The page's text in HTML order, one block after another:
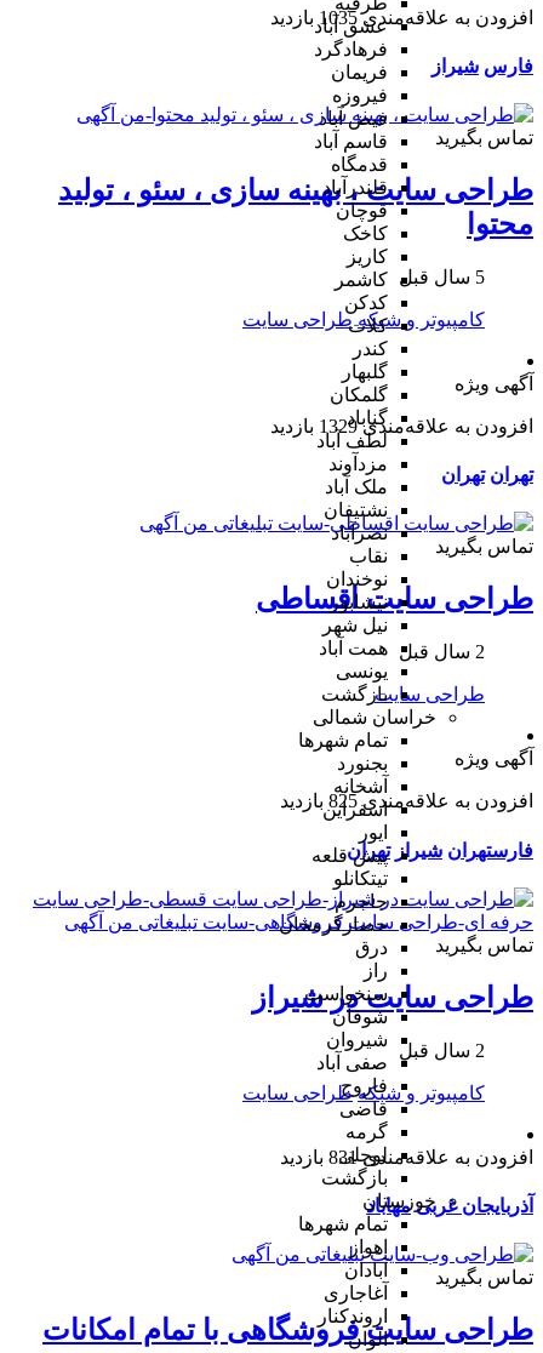
عشق آباد
فرهادگرد
فریمان
فیروزه
فیض آباد
قاسم آباد
قدمگاه
قلندرآباد
قوچان
کاخک
کاریز
کاشمر
کدکن
کلات
کندر
گلبهار
گلمکان
گناباد
لطف آباد
مزدآوند
ملک آباد
نشتیفان
نصرآباد
نقاب
نوخندان
نیشابور
نیل شهر
همت آباد
یونسی
بازگشت
خراسان شمالی
تمام شهر‌ها
بجنورد
آشخانه
اسفراین
ایور
پیش قلعه
تیتکانلو
جاجرم
حصارگرمخان
درق
راز
سنخواست
شوقان
شیروان
صفی آباد
فاروج
قاضی
گرمه
لوجلی
بازگشت
خوزستان
تمام شهر‌ها
اهواز
آبادان
آغاجاری
اروندکنار
الوان
افزودن به علاقه‌مندی 1035 بازدید
فارس شیراز
تماس بگیرید
طراحی سایت ، بهینه سازی ، سئو ، تولید
محتوا
5 سال قبل
کامپیوتر و شبکه طراحی سایت
آگهی ویژه
افزودن به علاقه‌مندی 1329 بازدید
تهران تهران
تماس بگیرید
طراحی سایت اقساطی
2 سال قبل
طراحی سایت
آگهی ویژه
افزودن به علاقه‌مندی 825 بازدید
فارستهران شیراز تهران
تماس بگیرید
طراحی سایت در شیراز
2 سال قبل
کامپیوتر و شبکه طراحی سایت
افزودن به علاقه‌مندی 831 بازدید
آذربایجان غربی مهاباد
تماس بگیرید
طراحی سایت فروشگاهی با تمام امکانات